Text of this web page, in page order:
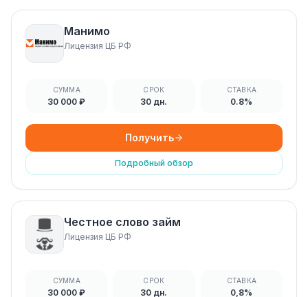
Манимо
Лицензия ЦБ РФ
СУММА
30 000 ₽
СРОК
30 дн.
СТАВКА
0.8%
Получить
Подробный обзор
Честное слово займ
Лицензия ЦБ РФ
СУММА
30 000 ₽
СРОК
30 дн.
СТАВКА
0,8%